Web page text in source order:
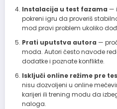
Instalacija u test fazama —
pokreni igru da proveriš
mod pravi problem ukoliko
Prati uputstva autora —
moda. Autori često navode
dodatke i poznate konflikte.
Isključi online režime pre
nisu dozvoljeni u online
karijeri ili trening modu da
naloga.